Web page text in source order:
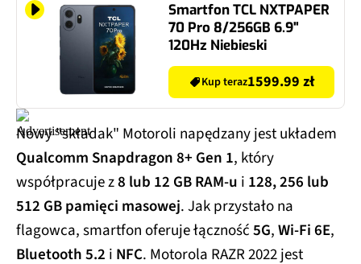
Smartfon TCL NXTPAPER
70 Pro 8/256GB 6.9"
120Hz Niebieski
Kup teraz1599.99 zł
Nowy "składak" Motoroli napędzany jest układem
Qualcomm Snapdragon 8+ Gen 1, który
współpracuje z8 lub 12 GB RAM-u i 128, 256 lub
512 GB pamięci masowej. Jak przystało na
flagowca, smartfon oferuje łączność5G,Wi-Fi 6E,
Bluetooth 5.2 i NFC. Motorola RAZR 2022 jest